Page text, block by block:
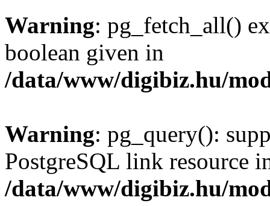
Warning: pg_fetch_all()
boolean given in
/data/www/digibiz.hu/
Warning: pg_query():
PostgreSQL link resource
/data/www/digibiz.hu/